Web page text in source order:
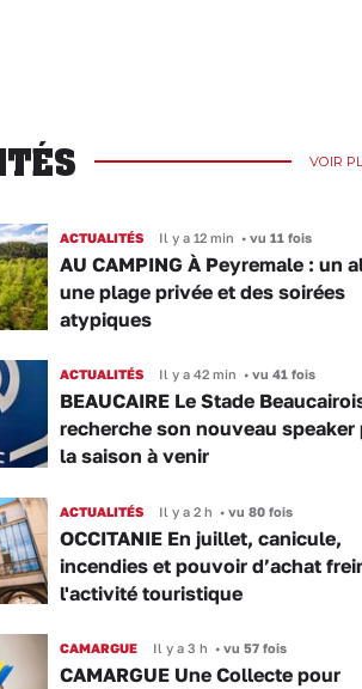
VOIR
ACTUALITÉS Il y a 12 min •vu 11 fois
AU CAMPING À Peyremale : un
une plage privée et des soirées
atypiques
ACTUALITÉS Il y a 42 min •vu 41 fois
BEAUCAIRE Le Stade
recherche son nouveau speaker
la saison à venir
ACTUALITÉS Il y a 2 h •vu 80 fois
OCCITANIE En juillet, canicule,
incendies et pouvoir d’achat
l'activité touristique
CAMARGUE Il y a 3 h •vu 57 fois
CAMARGUE Une Collecte pour